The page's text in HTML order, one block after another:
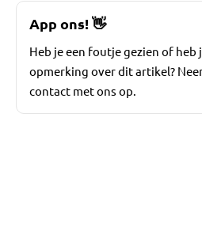
App ons!👋
Heb je een foutje gezien of heb
opmerking over dit artikel?
contact met ons op.